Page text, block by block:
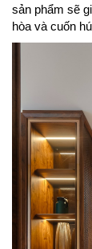
sản phẩm sẽ
hòa và cuốn